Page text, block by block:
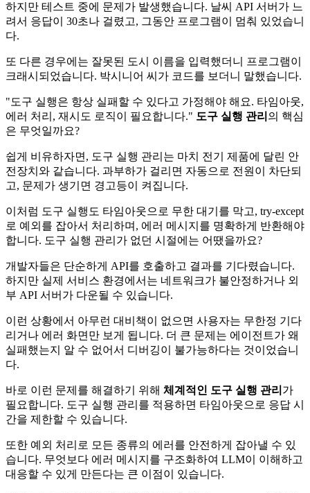
하지만 테스트 중에 문제가 발생했습니다. 날씨 API 서버가 느
려서 응답이 30초나 걸렸고, 그동안 프로그램이 멈춰 있었습니
다.
또 다른 경우에는 잘못된 도시 이름을 입력했더니 프로그램이
크래시되었습니다. 박시니어 씨가 코드를 보더니 말했습니다.
"도구 실행은 항상 실패할 수 있다고 가정해야 해요. 타임아웃,
에러 처리, 재시도 로직이 필요합니다." 도구 실행 관리 의 핵심
은 무엇일까요?
쉽게 비유하자면, 도구 실행 관리는 마치 전기 제품에 달린 안
전장치와 같습니다. 과부하가 걸리면 자동으로 전원이 차단되
고, 문제가 생기면 경고등이 켜집니다.
이처럼 도구 실행도 타임아웃으로 무한 대기를 막고, try-except
로 예외를 잡아서 처리하며, 에러 메시지를 명확하게 반환해야
합니다. 도구 실행 관리가 없던 시절에는 어땠을까요?
개발자들은 단순하게 API를 호출하고 결과를 기다렸습니다.
하지만 실제 서비스 환경에서는 네트워크가 불안정하거나 외
부 API 서버가 다운될 수 있습니다.
이런 상황에서 아무런 대비책이 없으면 사용자는 무한정 기다
리거나 에러 화면만 보게 됩니다. 더 큰 문제는 에이전트가 왜
실패했는지 알 수 없어서 디버깅이 불가능하다는 것이었습니
다.
바로 이런 문제를 해결하기 위해 체계적인 도구 실행 관리 가
필요합니다. 도구 실행 관리를 적용하면 타임아웃으로 응답 시
간을 제한할 수 있습니다.
또한 예외 처리로 모든 종류의 에러를 안전하게 잡아낼 수 있
습니다. 무엇보다 에러 메시지를 구조화하여 LLM이 이해하고
대응할 수 있게 만든다는 큰 이점이 있습니다.